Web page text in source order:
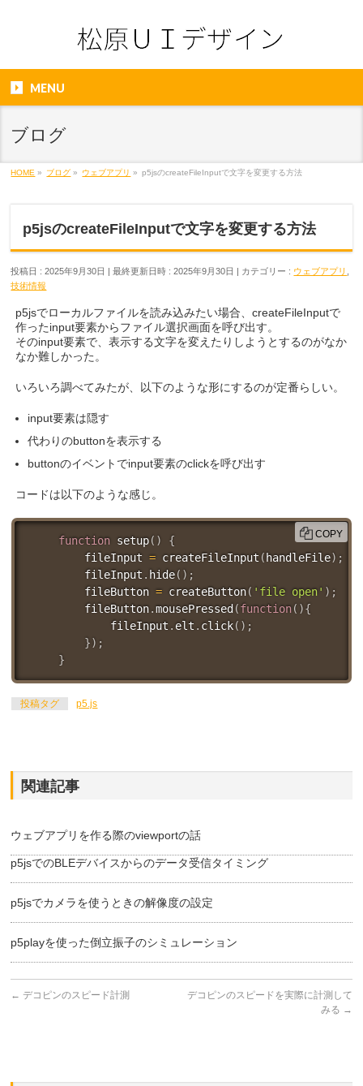
MENU
ブログ
HOME » ブログ » ウェブアプリ » p5jsのcreateFileInputで文字を変更する方法
p5jsのcreateFileInputで文字を変更する方法
投稿日 : 2025年9月30日 最終更新日時 : 2025年9月30日 カテゴリー : ウェブアプリ
技術情報
p5jsでローカルファイルを読み込みたい場合、createFileInputで
作ったinput要素からファイル選択画面を呼び出す。
そのinput要素で、表示する文字を変えたりしようとするのがなか
なか難しかった。
いろいろ調べてみたが、以下のような形にするのが定番らしい。
input要素は隠す
代わりのbuttonを表示する
buttonのイベントでinput要素のclickを呼び出す
コードは以下のような感じ。
function setup( )
{
    fileInput
= createFileInput ( handleFile) ;
    fileInput
. hide( ) ;
    fileButton
= createButton( 'file open' ) ;
    fileButton
.mousePressed (function( ){
        fileInput
. elt . click( ) ;
}) ;
}
COPY
投稿タグ p5.js
関連記事
ウェブアプリを作る際のviewportの話
p5jsでのBLEデバイスからのデータ受信タイミング
p5jsでカメラを使うときの解像度の設定
p5playを使った倒立振子のシミュレーション
← デコピンのスピード計測
デコピンのスピードを実際に計測して
みる →